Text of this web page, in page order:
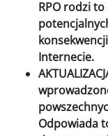
RPO rodzi
Internecie.
Odpowiada